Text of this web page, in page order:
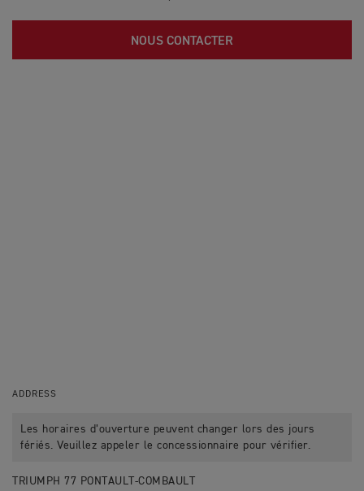
NOUS CONTACTER
ADDRESS
Les horaires d’ouverture peuvent changer lors des jours
fériés. Veuillez appeler le concessionnaire pour vérifier.
TRIUMPH 77 PONTAULT-COMBAULT